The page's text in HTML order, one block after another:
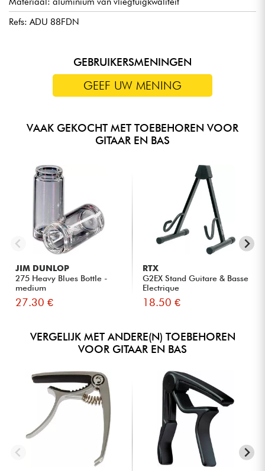
Refs: ADU 88FDN
GEBRUIKERSMENINGEN
GEEF UW MENING
VAAK GEKOCHT MET TOEBEHOREN VOOR
GITAAR EN BAS
JIM DUNLOP
275 Heavy Blues Bottle -
medium
27.30 €
RTX
G2EX Stand Guitare & Basse
Electrique
18.50 €
VERGELIJK MET ANDERE(N) TOEBEHOREN
VOOR GITAAR EN BAS